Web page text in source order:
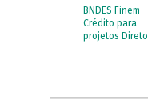
BNDES Finem
Crédito para
projetos Direto